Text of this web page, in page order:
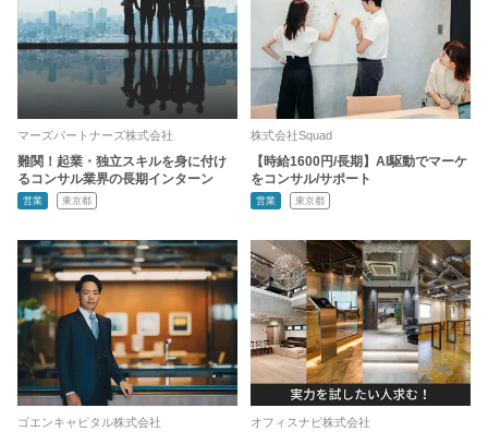
マーズパートナーズ株式会社
難関！起業・独立スキルを身に付け
るコンサル業界の長期インターン
営業 東京都
株式会社Squad
【時給1600円/長期】AI駆動でマーケ
をコンサル/サポート
営業 東京都
ゴエンキャピタル株式会社 オフィスナビ株式会社